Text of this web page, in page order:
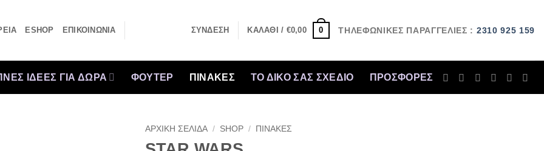
ESHOP ΕΠΙΚΟΙΝΩΝΙΑ ΣΎΝΔΕΣΗ ΚΑΛΆΘΙ / €0,00 0 ΤΗΛΕΦΩΝΙΚΕΣ ΠΑΡΑΓΓΕΛΙΕΣ : 2310 925 159
ΙΔΕΕΣ ΓΙΑ ΔΩΡΑ ΦΟΥΤΕΡ ΠΙΝΑΚΕΣ ΤΟ ΔΙΚΟ ΣΑΣ ΣΧΕΔΙΟ ΠΡΟΣΦΟΡΈΣ
ΑΡΧΙΚΉ ΣΕΛΊΔΑ / SHOP / ΠΙΝΑΚΕΣ